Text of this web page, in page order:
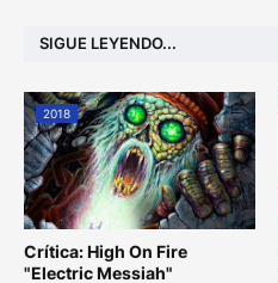
SIGUE LEYENDO...
2018
Crítica: High On Fire
"Electric Messiah"